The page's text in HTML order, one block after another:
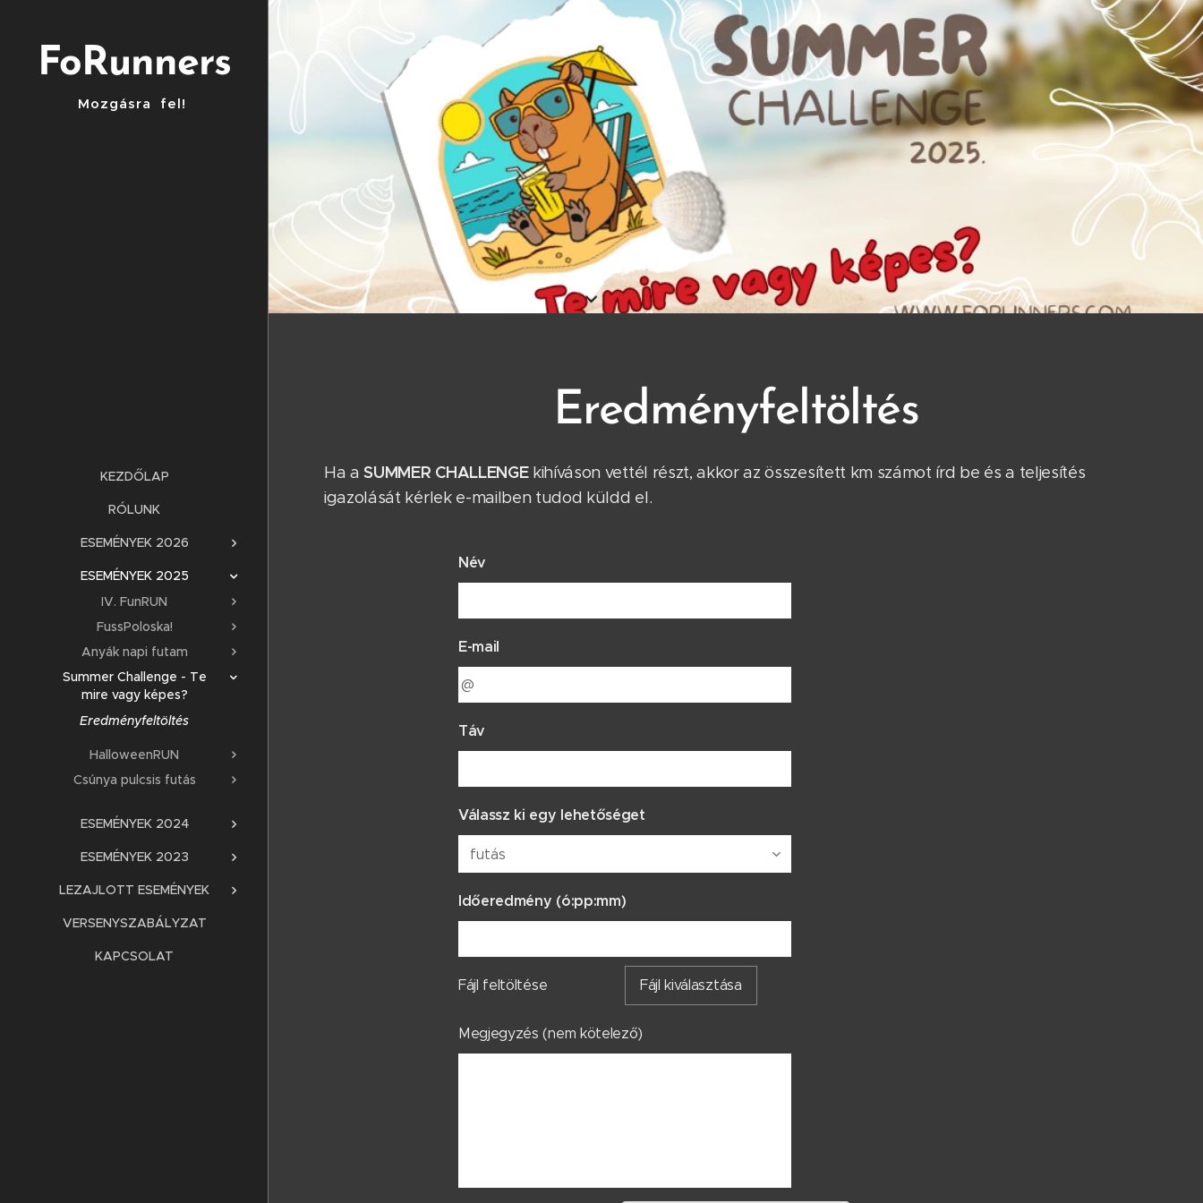
FoRunners
Mozgásra fel!
KEZDŐLAP
RÓLUNK
ESEMÉNYEK 2026
ESEMÉNYEK 2025
IV. FunRUN
FussPoloska!
Anyák napi futam
Summer Challenge - Te
mire vagy képes?
Eredményfeltöltés
HalloweenRUN
Csúnya pulcsis futás
ESEMÉNYEK 2024
ESEMÉNYEK 2023
LEZAJLOTT ESEMÉNYEK
VERSENYSZABÁLYZAT
KAPCSOLAT
Eredményfeltöltés
Ha aSUMMER CHALLENGEkihíváson vettél részt, akkor az összesített km számot írd be és a teljesítés
igazolását kérlek e-mailben tudod küldd el.
Név
E-mail
Táv
Válassz ki egy lehetőséget
Időeredmény (ó:pp:mm)
Fájl feltöltése Fájl kiválasztása
Megjegyzés (nem kötelező)